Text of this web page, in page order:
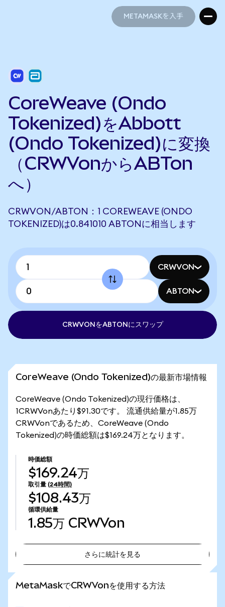
METAMASKを入手
CoreWeave (Ondo
Tokenized)をAbbott
(Ondo Tokenized)に変換
（CRWVonからABTon
へ）
CRWVON/ABTON：1 COREWEAVE (ONDO
TOKENIZED)は0.841010 ABTONに相当します
CRWVON
ABTON
CRWVONをABTONにスワップ
CoreWeave (Ondo Tokenized)の最新市場情報
CoreWeave (Ondo Tokenized)の現行価格は、
1CRWVonあたり$91.30です。 流通供給量が1.85万
CRWVonであるため、CoreWeave (Ondo
Tokenized)の時価総額は$169.24万となります。
時価総額
$169.24万
取引量 (24時間)
$108.43万
循環供給量
1.85万 CRWVon
さらに統計を見る
MetaMaskでCRWVonを使用する方法